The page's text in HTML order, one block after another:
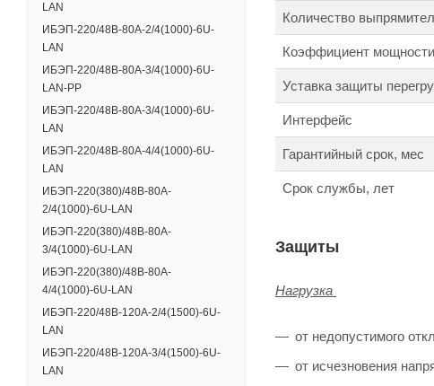
Количество
Коэффициент
Уставка защиты
Интерфейс
Гарантийный срок, мес
Срок службы, лет
Защиты
Нагрузка
от недопустимого
от исчезновения
LAN
ИБЭП-220/48B-80A-2/4(1000)-6U-
LAN
ИБЭП-220/48B-80A-3/4(1000)-6U-
LAN-PP
ИБЭП-220/48B-80A-3/4(1000)-6U-
LAN
ИБЭП-220/48B-80A-4/4(1000)-6U-
LAN
ИБЭП-220(380)/48B-80A-
2/4(1000)-6U-LAN
ИБЭП-220(380)/48B-80A-
3/4(1000)-6U-LAN
ИБЭП-220(380)/48B-80A-
4/4(1000)-6U-LAN
ИБЭП-220/48B-120A-2/4(1500)-6U-
LAN
ИБЭП-220/48B-120A-3/4(1500)-6U-
LAN